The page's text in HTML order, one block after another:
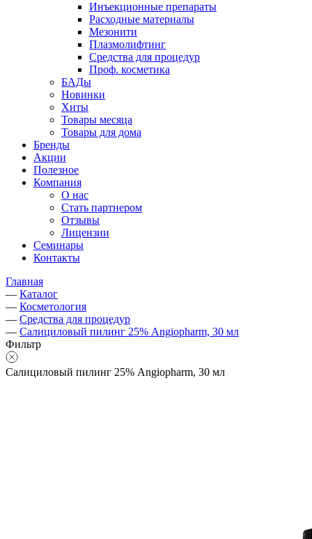
Инъекционные препараты
Расходные материалы
Мезонити
Плазмолифтинг
Средства для процедур
Проф. косметика
БАДы
Новинки
Хиты
Товары месяца
Товары для дома
Бренды
Акции
Полезное
Компания
О нас
Стать партнером
Отзывы
Лицензии
Семинары
Контакты
Главная
— Каталог
— Косметология
— Средства для процедур
— Салициловый пилинг 25% Angiopharm, 30 мл
Фильтр
Салициловый пилинг 25% Angiopharm, 30 мл